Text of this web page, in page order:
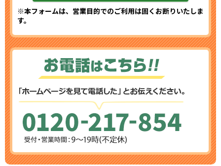
※本フォームは、営業目的でのご利用は固くお断りいたしま
す。